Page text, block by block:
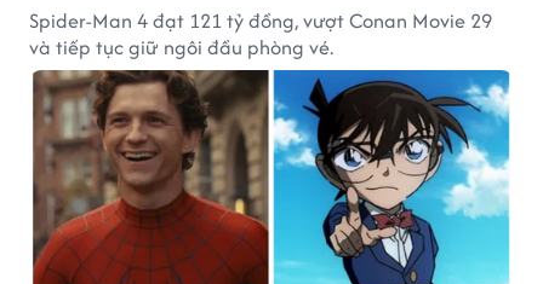
Spider-Man 4 đạt 121 tỷ đồng, vượt Conan Movie 29
và tiếp tục giữ ngôi đầu phòng vé.